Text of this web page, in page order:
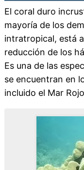
El coral duro
mayoría de los
intratropical, está
reducción de los
Es una de las
se encuentran en
incluido el Mar